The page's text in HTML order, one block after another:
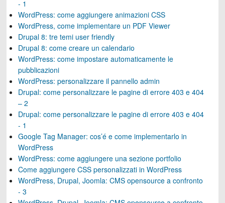
- 1
WordPress: come aggiungere animazioni CSS
WordPress, come implementare un PDF Viewer
Drupal 8: tre temi user friendly
Drupal 8: come creare un calendario
WordPress: come impostare automaticamente le
pubblicazioni
WordPress: personalizzare il pannello admin
Drupal: come personalizzare le pagine di errore 403 e 404
– 2
Drupal: come personalizzare le pagine di errore 403 e 404
- 1
Google Tag Manager: cos’é e come implementarlo in
WordPress
WordPress: come aggiungere una sezione portfolio
Come aggiungere CSS personalizzati in WordPress
WordPress, Drupal, Joomla: CMS opensource a confronto
- 3